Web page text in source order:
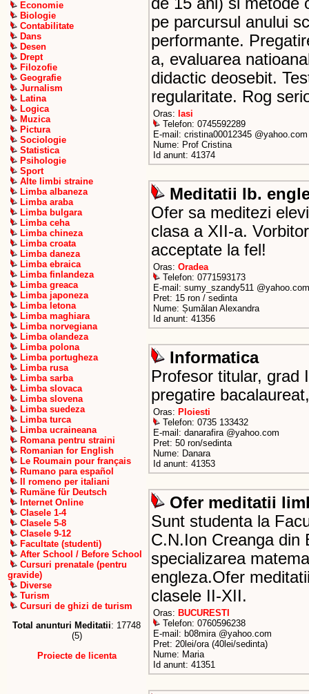
Economie
Biologie
Contabilitate
Dans
Desen
Drept
Filozofie
Geografie
Jurnalism
Latina
Logica
Muzica
Pictura
Sociologie
Statistica
Psihologie
Sport
Alte limbi straine
Limba albaneza
Limba araba
Limba bulgara
Limba ceha
Limba chineza
Limba croata
Limba daneza
Limba ebraica
Limba finlandeza
Limba greaca
Limba japoneza
Limba letona
Limba maghiara
Limba norvegiana
Limba olandeza
Limba polona
Limba portugheza
Limba rusa
Limba sarba
Limba slovaca
Limba slovena
Limba suedeza
Limba turca
Limba ucraineana
Romana pentru straini
Romanian for English
Le Roumain pour français
Rumano para español
Il romeno per italiani
Rumäne für Deutsch
Internet Online
Clasele 1-4
Clasele 5-8
Clasele 9-12
Facultate (studenti)
After School / Before School
Cursuri prenatale (pentru
gravide)
Diverse
Turism
Cursuri de ghizi de turism
Total anunturi Meditatii: 17748
(5)
Proiecte de licenta
de 15 ani) si metode
pe parcursul anului
performante.
a, evaluarea
didactic deosebit.
regularitate. Rog
Oras: Iasi
Telefon: 0745592289
E-mail: cristina00012345 @yahoo.com
Nume: Prof Cristina
Id anunt: 41374
Meditatii lb.
Ofer sa meditezi
clasa a XII-a.
acceptate la fel!
Oras: Oradea
Telefon: 0771593173
E-mail: sumy_szandy511 @yahoo.com
Pret: 15 ron / sedinta
Nume: Șumălan Alexandra
Id anunt: 41356
Informatica
Profesor titular, grad
pregatire
Oras: Ploiesti
Telefon: 0735 133432
E-mail: danarafira @yahoo.com
Pret: 50 ron/sedinta
Nume: Danara
Id anunt: 41353
Ofer meditatii
Sunt studenta la
C.N.Ion Creanga din
specializarea
engleza.Ofer
clasele II-XII.
Oras: BUCURESTI
Telefon: 0760596238
E-mail: b08mira @yahoo.com
Pret: 20lei/ora (40lei/sedinta)
Nume: Maria
Id anunt: 41351